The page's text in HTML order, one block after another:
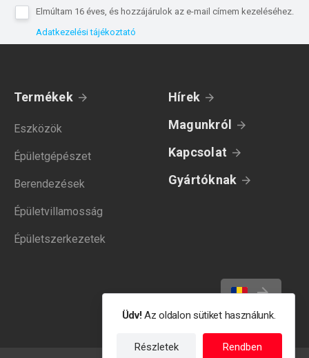
Elmúltam 16 éves, és hozzájárulok az e-mail címem kezeléséhez.
Adatkezelési tájékoztató
Termékek
Eszközök
Épületgépészet
Berendezések
Épületvillamosság
Épületszerkezetek
Hírek
Magunkról
Kapcsolat
Gyártóknak
Üdv!Az oldalon sütiket használunk.
Részletek Rendben